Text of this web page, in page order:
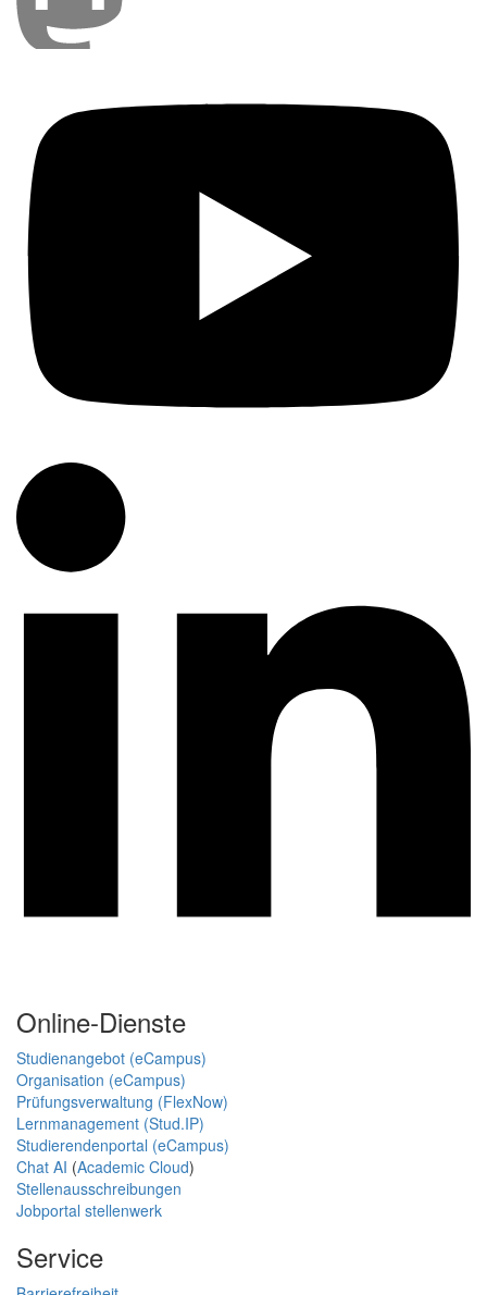
Online-Dienste
Studienangebot (eCampus)
Organisation (eCampus)
Prüfungsverwaltung (FlexNow)
Lernmanagement (Stud.IP)
Studierendenportal (eCampus)
Chat AI (Academic Cloud)
Stellenausschreibungen
Jobportal stellenwerk
Service